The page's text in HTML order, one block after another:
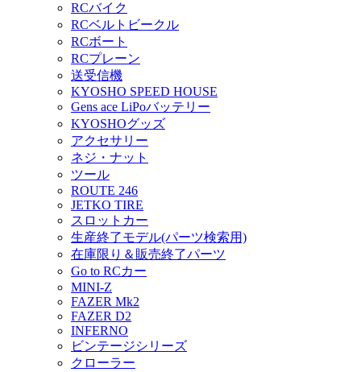
RCバイク
RCベルトビークル
RCボート
RCプレーン
送受信機
KYOSHO SPEED HOUSE
Gens ace LiPoバッテリー
KYOSHOグッズ
アクセサリー
ネジ・ナット
ツール
ROUTE 246
JETKO TIRE
スロットカー
生産終了モデル(パーツ検索用)
在庫限り＆販売終了パーツ
Go to RCカー
MINI-Z
FAZER Mk2
FAZER D2
INFERNO
ビンテージシリーズ
クローラー